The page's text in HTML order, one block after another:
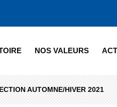
NOS VALEURS
AUTOMNE/HIVER 2021